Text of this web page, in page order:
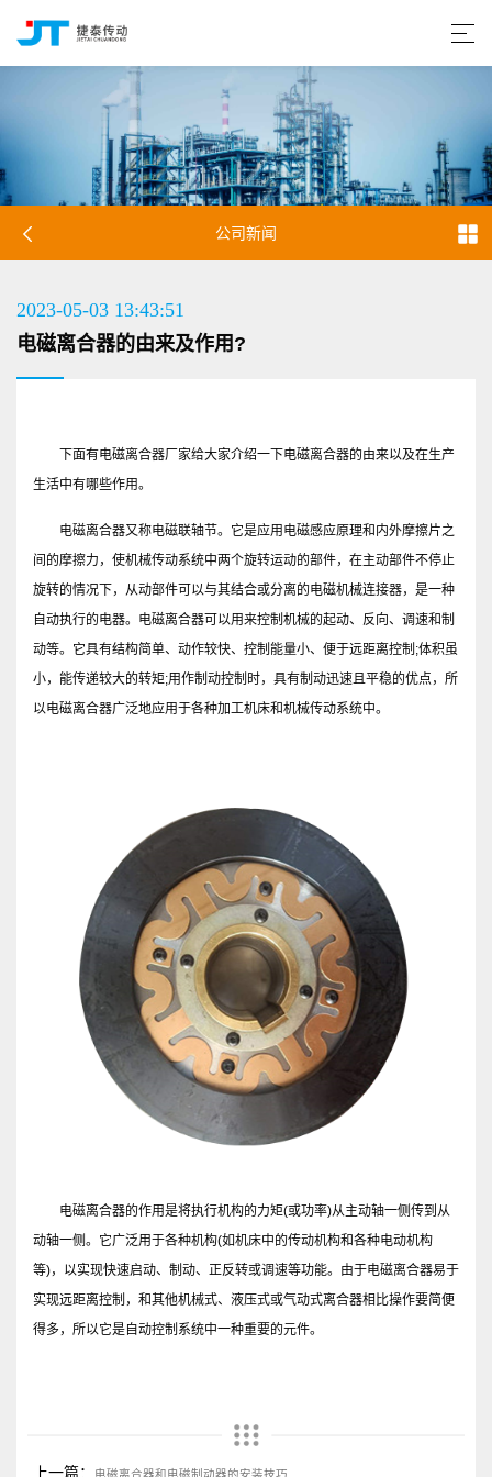
公司新闻
2023-05-03 13:43:51
电磁离合器的由来及作用?
下面有电磁离合器厂家给大家介绍一下电磁离合器的由来以及在生产
生活中有哪些作用。
电磁离合器又称电磁联轴节。它是应用电磁感应原理和内外摩擦片之
间的摩擦力，使机械传动系统中两个旋转运动的部件，在主动部件不停止
旋转的情况下，从动部件可以与其结合或分离的电磁机械连接器，是一种
自动执行的电器。电磁离合器可以用来控制机械的起动、反向、调速和制
动等。它具有结构简单、动作较快、控制能量小、便于远距离控制;体积虽
小，能传递较大的转矩;用作制动控制时，具有制动迅速且平稳的优点，所
以电磁离合器广泛地应用于各种加工机床和机械传动系统中。
电磁离合器的作用是将执行机构的力矩(或功率)从主动轴一侧传到从
动轴一侧。它广泛用于各种机构(如机床中的传动机构和各种电动机构
等)，以实现快速启动、制动、正反转或调速等功能。由于电磁离合器易于
实现远距离控制，和其他机械式、液压式或气动式离合器相比操作要简便
得多，所以它是自动控制系统中一种重要的元件。
上一篇： 电磁离合器和电磁制动器的安装技巧